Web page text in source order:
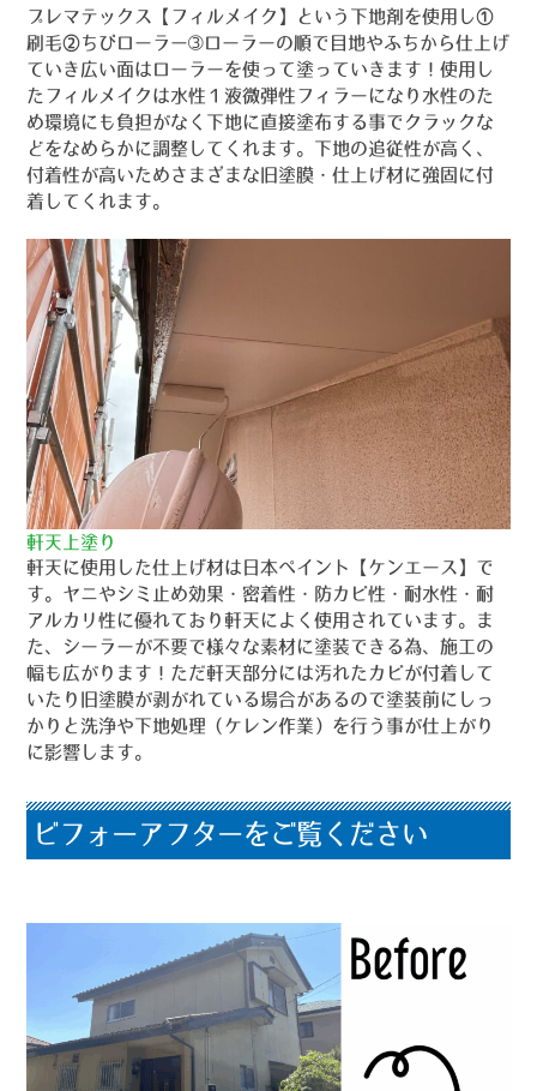
プレマテックス【フィルメイク】という下地剤を使用し①
刷毛②ちびローラー➂ローラーの順で目地やふちから仕上げ
ていき広い面はローラーを使って塗っていきます！使用し
たフィルメイクは水性１液微弾性フィラーになり水性のた
め環境にも負担がなく下地に直接塗布する事でクラックな
どをなめらかに調整してくれます。下地の追従性が高く、
付着性が高いためさまざまな旧塗膜・仕上げ材に強固に付
着してくれます。
軒天上塗り
軒天に使用した仕上げ材は日本ペイント【ケンエース】で
す。ヤニやシミ止め効果・密着性・防カビ性・耐水性・耐
アルカリ性に優れており軒天によく使用されています。ま
た、シーラーが不要で様々な素材に塗装できる為、施工の
幅も広がります！ただ軒天部分には汚れたカビが付着して
いたり旧塗膜が剥がれている場合があるので塗装前にしっ
かりと洗浄や下地処理（ケレン作業）を行う事が仕上がり
に影響します。
ビフォーアフターをご覧ください